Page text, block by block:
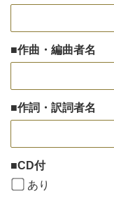
作曲・編曲者名
作詞・訳詞者名
CD付
あり